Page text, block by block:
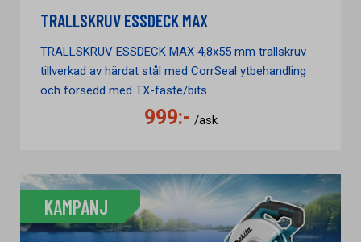
TRALLSKRUV ESSDECK MAX
TRALLSKRUV ESSDECK MAX 4,8x55 mm trallskruv
tillverkad av härdat stål med CorrSeal ytbehandling
och försedd med TX-fäste/bits....
999:- /ask
KAMPANJ